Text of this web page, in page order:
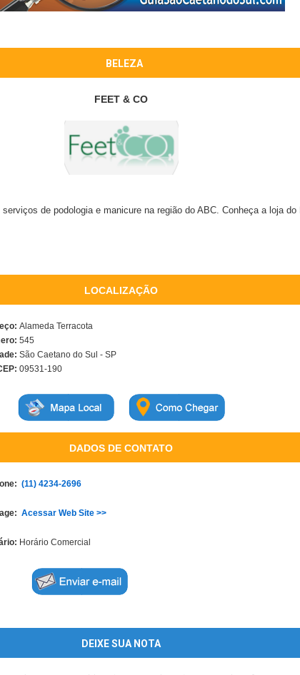
BELEZA
FEET & CO
de podologia e manicure na região do ABC. Conheça a loja
LOCALIZAÇÃO
Alameda Terracota
545
São Caetano do Sul - SP
09531-190
DADOS DE CONTATO
(11) 4234-2696
Acessar Web Site >>
Horário Comercial
DEIXE SUA NOTA